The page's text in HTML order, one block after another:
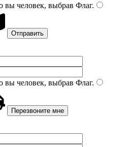
вы человек, выбрав Флаг.
вы человек, выбрав Флаг.